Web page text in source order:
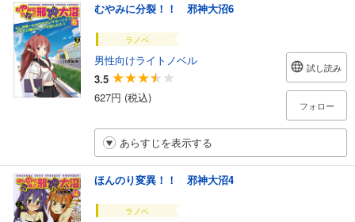
むやみに分裂！！ 邪神大沼6
ラノベ
男性向けライトノベル
3.5
627円 (税込)
試し読み
フォロー
あらすじを表示する
ほんのり変異！！ 邪神大沼4
ラノベ